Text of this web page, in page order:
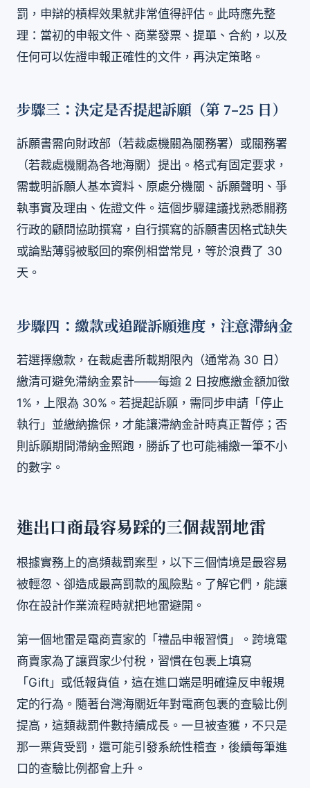
罰，申辯的槓桿效果就非常值得評估。此時應先整
理：當初的申報文件、商業發票、提單、合約，以及
任何可以佐證申報正確性的文件，再決定策略。
步驟三：決定是否提起訴願（第 7–25 日）
訴願書需向財政部（若裁處機關為關務署）或關務署
（若裁處機關為各地海關）提出。格式有固定要求，
需載明訴願人基本資料、原處分機關、訴願聲明、爭
執事實及理由、佐證文件。這個步驟建議找熟悉關務
行政的顧問協助撰寫，自行撰寫的訴願書因格式缺失
或論點薄弱被駁回的案例相當常見，等於浪費了 30
天。
步驟四：繳款或追蹤訴願進度，注意滯納金
若選擇繳款，在裁處書所載期限內（通常為 30 日）
繳清可避免滯納金累計——每逾 2 日按應繳金額加徵
1%，上限為 30%。若提起訴願，需同步申請「停止
執行」並繳納擔保，才能讓滯納金計時真正暫停；否
則訴願期間滯納金照跑，勝訴了也可能補繳一筆不小
的數字。
進出口商最容易踩的三個裁罰地雷
根據實務上的高頻裁罰案型，以下三個情境是最容易
被輕忽、卻造成最高罰款的風險點。了解它們，能讓
你在設計作業流程時就把地雷避開。
第一個地雷是電商賣家的「禮品申報習慣」。跨境電
商賣家為了讓買家少付稅，習慣在包裹上填寫
「Gift」或低報貨值，這在進口端是明確違反申報規
定的行為。隨著台灣海關近年對電商包裹的查驗比例
提高，這類裁罰件數持續成長。一旦被查獲，不只是
那一票貨受罰，還可能引發系統性稽查，後續每筆進
口的查驗比例都會上升。